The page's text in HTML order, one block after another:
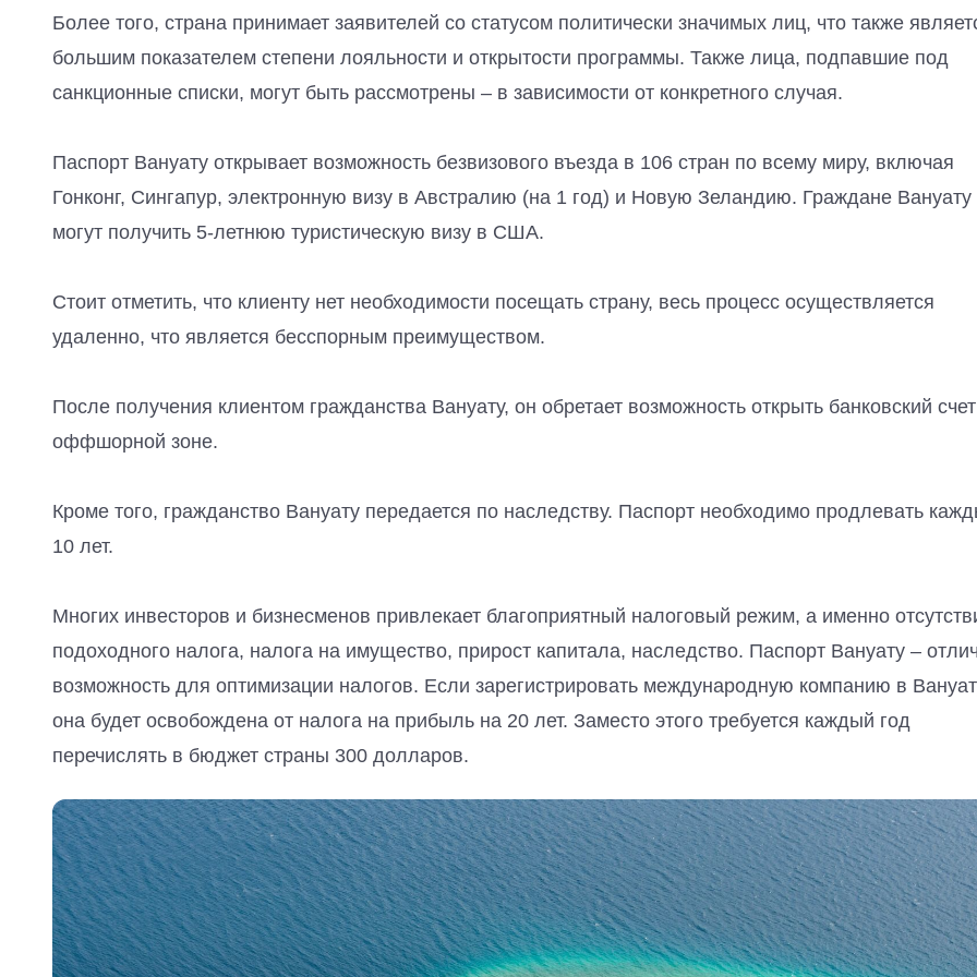
Более того, страна принимает заявителей со статусом политически значимых лиц, что также
большим показателем степени лояльности и открытости программы. Также лица, подпавшие под
санкционные списки, могут быть рассмотрены – в зависимости от конкретного случая.
Паспорт Вануату открывает возможность безвизового въезда в 106 стран по всему миру, включая
Гонконг, Сингапур, электронную визу в Австралию (на 1 год) и Новую Зеландию. Граждане Вануату
могут получить 5-летнюю туристическую визу в США.
Стоит отметить, что клиенту нет необходимости посещать страну, весь процесс осуществляется
удаленно, что является бесспорным преимуществом.
После получения клиентом гражданства Вануату, он обретает возможность открыть банковский
оффшорной зоне.
Кроме того, гражданство Вануату передается по наследству. Паспорт необходимо продлевать
10 лет.
Многих инвесторов и бизнесменов привлекает благоприятный налоговый режим, а именно
подоходного налога, налога на имущество, прирост капитала, наследство. Паспорт Вануату –
возможность для оптимизации налогов. Если зарегистрировать международную компанию в
она будет освобождена от налога на прибыль на 20 лет. Заместо этого требуется каждый год
перечислять в бюджет страны 300 долларов.